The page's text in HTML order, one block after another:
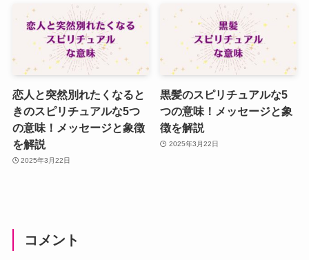
恋人と突然別れたくなると
きのスピリチュアルな5つ
の意味！メッセージと象徴
を解説
2025年3月22日
黒髪のスピリチュアルな5
つの意味！メッセージと象
徴を解説
2025年3月22日
コメント